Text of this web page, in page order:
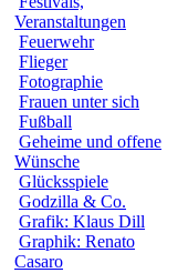
Veranstaltungen
Feuerwehr
Flieger
Fotographie
Frauen unter sich
Fußball
Geheime und offene
Wünsche
Glücksspiele
Godzilla & Co.
Grafik: Klaus Dill
Graphik: Renato
Casaro